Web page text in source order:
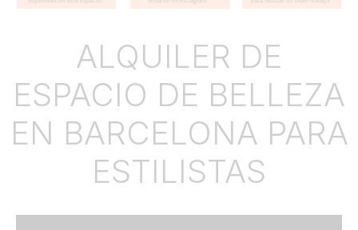
ALQUILER DE
ESPACIO DE BELLEZA
EN BARCELONA PARA
ESTILISTAS